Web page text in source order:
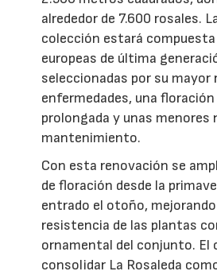
alrededor de 7.600 rosales.
colección estará compuesta
europeas de última
seleccionadas por su mayor
enfermedades, una
prolongada y unas menores
mantenimiento.
Con esta renovación se
de floración desde la
entrado el otoño,
resistencia de las plantas
ornamental del conjunto. El
consolidar La Rosaleda